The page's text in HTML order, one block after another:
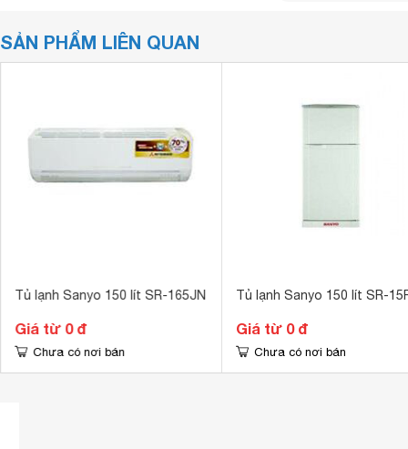
Công nghệ làm lạnh
478 x 595 x
Khối lượng
SẢN PHẨM LIÊN QUAN
Tủ lạnh Sanyo 150 lít SR-165JN
Giá từ 0 đ
Chưa có nơi bán
Tủ lạnh Sanyo 150 lít SR-
Giá từ 0 đ
Chưa có nơi bán